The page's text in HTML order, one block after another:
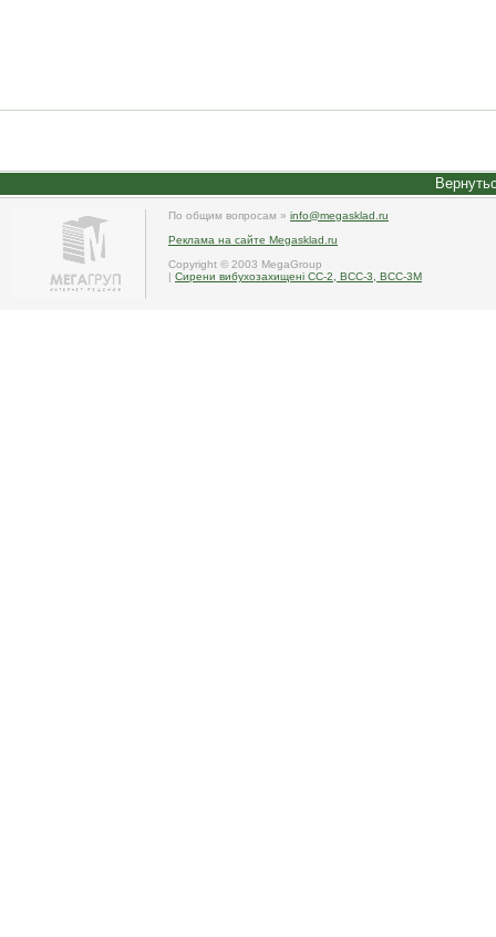
По общим вопросам » info@megasklad.ru
Реклама на сайте Megasklad.ru
Copyright © 2003 MegaGroup
| Сирени вибухозахищені СС-2, ВСС-3, ВСС-3М